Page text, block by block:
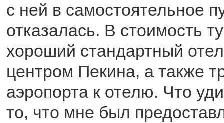
с ней в самостоятельное
отказалась. В стоимость
хороший стандартный
центром Пекина, а также
аэропорта к отелю. Что
то, что мне был